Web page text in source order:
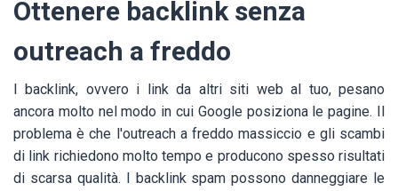
Ottenere backlink senza
outreach a freddo
I backlink, ovvero i link da altri siti web al tuo, pesano
ancora molto nel modo in cui Google posiziona le pagine. Il
problema è che l'outreach a freddo massiccio e gli scambi
di link richiedono molto tempo e producono spesso risultati
di scarsa qualità. I backlink spam possono danneggiare le